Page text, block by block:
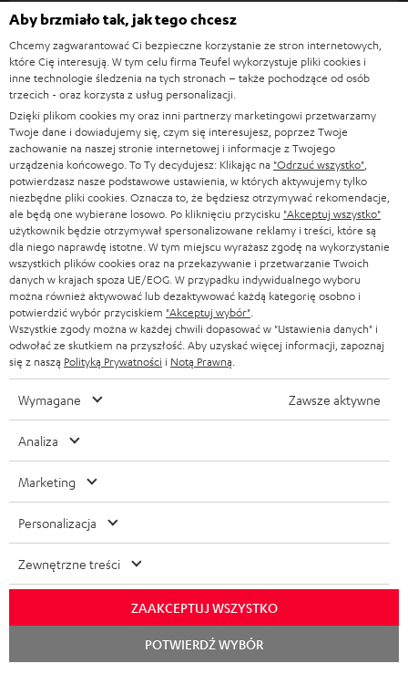
s
l
e
t
t
e
r
a
KOMPLETNE SYSTEMY
SOUNDBARY
GŁOŚNIKI HIFI
SMART HOME
BLUETOOTH
SŁUCHAWKI
SŁUCHAWKI BLUETOOTH
WIEŻE HI-FI
GŁOŚNIKI
ULTIMA
SŁUCHAWKI DOUSZNE
FANSHOP
NOWOŚCI
WSPARCIE
KARIERA
KONTAKT PRASOWY
B2B
BLOG
NEWSLETTER
SKLEPY
KORZYŚCI
TEUFEL STORY
Sklepy internetowe Teufel
NIEMCY
AUSTRIA
SZWAJCARIA
HOLANDIA
BELGIA
FRANCJA
POLSKA
WŁOCHY
STANY ZJEDNOCZONE
INNE KRAJE
Zmiany techniczne, literówki i pomyłki zastrzeżone. Akcesoria pokazane na
zdjęciach nie wchodzą w zakres dostawy. Ewentualne opłaty za utylizację
©2026 Lautsprecher Teufel GmbH - All rights reserved.
Nota prawna OWH
Aby brzmiało tak, jak tego chcesz
Chcemy zagwarantować Ci bezpieczne korzystanie ze stron internetowych,
które Cię interesują. W tym celu firma Teufel wykorzystuje pliki cookies i
inne technologie śledzenia na tych stronach – także pochodzące od osób
trzecich - oraz korzysta z usług personalizacji.
Dzięki plikom cookies my oraz inni partnerzy marketingowi przetwarzamy
Twoje dane i dowiadujemy się, czym się interesujesz, poprzez Twoje
zachowanie na naszej stronie internetowej i informacje z Twojego
urządzenia końcowego. To Ty decydujesz: Klikając na "Odrzuć wszystko"
potwierdzasz nasze podstawowe ustawienia, w których aktywujemy tylko
niezbędne pliki cookies. Oznacza to, że będziesz otrzymywać rekomendacje,
ale będą one wybierane losowo. Po kliknięciu przycisku "Akceptuj wszystko"
użytkownik będzie otrzymywał spersonalizowane reklamy i treści, które są
dla niego naprawdę istotne. W tym miejscu wyrażasz zgodę na wykorzystanie
wszystkich plików cookies oraz na przekazywanie i przetwarzanie Twoich
danych w krajach spoza UE/EOG. W przypadku indywidualnego wyboru
można również aktywować lub dezaktywować każdą kategorię osobno i
potwierdzić wybór przyciskiem "Akceptuj wybór"
Wszystkie zgody można w każdej chwili dopasować w "Ustawienia danych" i
odwołać ze skutkiem na przyszłość. Aby uzyskać więcej informacji, zapoznaj
się z naszą Polityką Prywatności i Notą Prawną
Wymagane Zawsze aktywne
Analiza
Marketing
Personalizacja
Zewnętrzne treści
ZAAKCEPTUJ WSZYSTKO
POTWIERDŹ WYBÓR